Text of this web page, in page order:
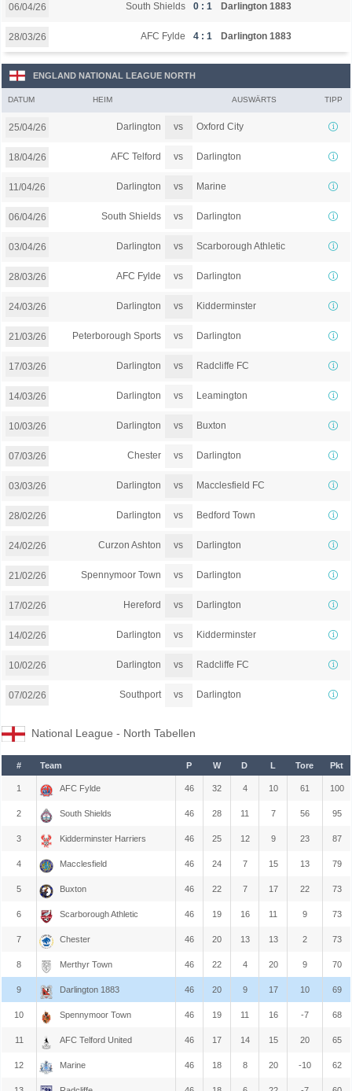
06/04/26 South Shields 0 : 1 Darlington 1883
28/03/26 AFC Fylde 4 : 1 Darlington 1883
ENGLAND NATIONAL LEAGUE NORTH
DATUM HEIM AUSWÄRTS TIPP
25/04/26 Darlington vs Oxford City
18/04/26 AFC Telford vs Darlington
11/04/26 Darlington vs Marine
06/04/26 South Shields vs Darlington
03/04/26 Darlington vs Scarborough Athletic
28/03/26 AFC Fylde vs Darlington
24/03/26 Darlington vs Kidderminster
21/03/26 Peterborough Sports vs Darlington
17/03/26 Darlington vs Radcliffe FC
14/03/26 Darlington vs Leamington
10/03/26 Darlington vs Buxton
07/03/26 Chester vs Darlington
03/03/26 Darlington vs Macclesfield FC
28/02/26 Darlington vs Bedford Town
24/02/26 Curzon Ashton vs Darlington
21/02/26 Spennymoor Town vs Darlington
17/02/26 Hereford vs Darlington
14/02/26 Darlington vs Kidderminster
10/02/26 Darlington vs Radcliffe FC
07/02/26 Southport vs Darlington
National League - North Tabellen
# Team P W D L Tore Pkt
1 AFC Fylde 46 32 4 10 61 100
2 South Shields 46 28 11 7 56 95
3 Kidderminster Harriers 46 25 12 9 23 87
4 Macclesfield 46 24 7 15 13 79
5 Buxton 46 22 7 17 22 73
6 Scarborough Athletic 46 19 16 11 9 73
7 Chester 46 20 13 13 2 73
8 Merthyr Town 46 22 4 20 9 70
9 Darlington 1883 46 20 9 17 10 69
10 Spennymoor Town 46 19 11 16 -7 68
11 AFC Telford United 46 17 14 15 20 65
12 Marine 46 18 8 20 -10 62